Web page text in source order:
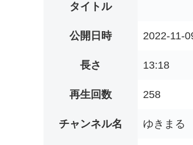
タイトル
公開日時 2022-11-
長さ 13:18
再生回数 258
チャンネル名 ゆきまる